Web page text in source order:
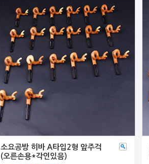
소요공방 히바 A타입2형 앞주걱
(오른손용*각인있음)